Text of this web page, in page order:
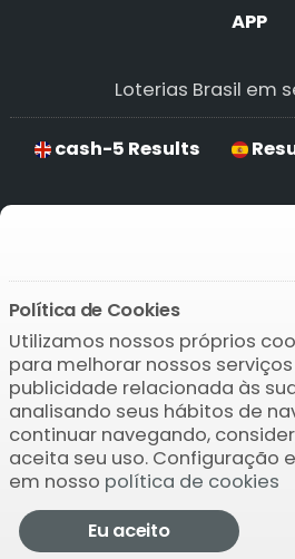
cash-5
Verifique Previsões
APP
Loterias Brasil em
cash-5 Results
Resultados
Ergebnisse
Baixar o
Política de Cookies
Utilizamos nossos próprios
para melhorar nossos
publicidade relacionada às
analisando seus hábitos de
continuar navegando,
aceita seu uso. Configuração
em nosso política de cookies
Eu aceito